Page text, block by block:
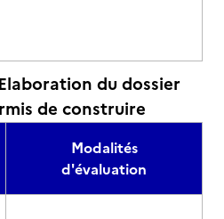
du dossier
de construire
Modalités
d'évaluation